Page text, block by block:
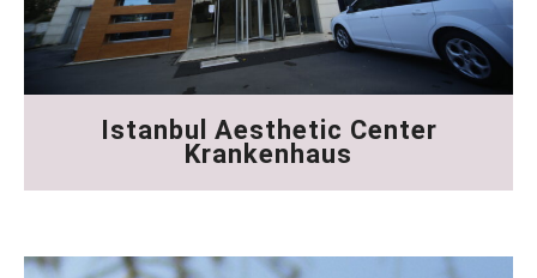
Istanbul Aesthetic Center
Krankenhaus